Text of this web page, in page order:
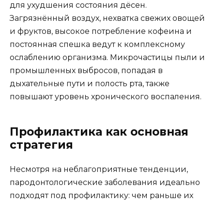
для ухудшения состояния дёсен.
Загрязнённый воздух, нехватка свежих овощей
и фруктов, высокое потребление кофеина и
постоянная спешка ведут к комплексному
ослаблению организма. Микрочастицы пыли и
промышленных выбросов, попадая в
дыхательные пути и полость рта, также
повышают уровень хронического воспаления.
Профилактика как основная
стратегия
Несмотря на неблагоприятные тенденции,
пародонтологические заболевания идеально
подходят под профилактику: чем раньше их